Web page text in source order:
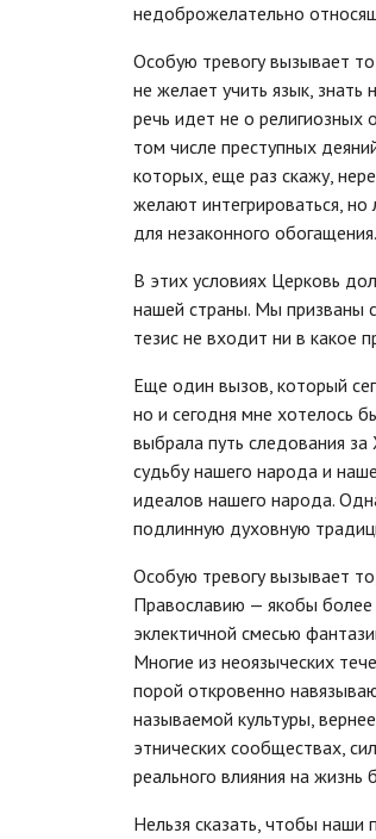
недоброжелательно
Особую тревогу вызывает
не желает учить язык, знать
речь идет не о религиозных
том числе преступных
которых, еще раз скажу,
желают интегрироваться,
для незаконного обогащения.
В этих условиях Церковь
нашей страны. Мы призваны
тезис не входит ни в какое
Еще один вызов, который
но и сегодня мне хотелось
выбрала путь следования
судьбу нашего народа и
идеалов нашего народа.
подлинную духовную
Особую тревогу вызывает
Православию — якобы более
эклектичной смесью
Многие из неоязыческих
порой откровенно
называемой культуры,
этнических сообществах,
реального влияния на жизнь
Нельзя сказать, чтобы